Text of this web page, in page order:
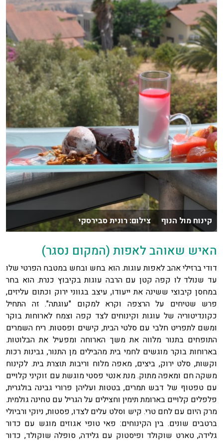
קינוח מול הנוף צילום: רונית סבירסקי
האיש שאוהב לאפות (המקום נסגר)
דודי ברזילי אהב לאפות עוגות. הוא בחש ובחש במטבח הפרטי שלו
עד שנולד לו קפה קטן עם הרבה עוגות בקיבוץ כנרת. הוא בחר
במחסן קיבוצי ששינה את ייעודו, עיצב בגווני ירוק וכתום עליזים,
פרש שטיחים על הרצפה וקרא למקום "עוגתה". זה התחיל
כקונדיטוריה של עוגות וקינוחים לצד קפה וצמח לארוחות בוקר
ומשם לתפריט חלבי עם סלטי הבית, קישים ופסטות. ריח השמרים
התופחים בתנור מלווה את משך הארוחה ומפעיל את הבלוטות.
בארוחות בוקר מוגשים לחמי בית מהבילים מן התנור, גבינות רכות
וקשות, סלט ירוק, ביצים, מאפה מלוח וריבות תוצרת בית. לקינוח
משקה חם ומאפה מתוק. מנת אנטי פסטי מוגשת עם זוקיני קלויים
עם טפטוף של דבש תמרים, בטטות ועליהן פרורי גבינה בולגרית,
פלפלים קלויים בארומת תימין וחצילים על הגריל עם טחינה גולמית.
מרק היום עם לחם טרי. קיש וסלט עלים לצדו, פסטות, ניוקי ורביולי
ברטבים שונים. בין הקינוחים: פאי טופי אגוזים מוגש עם כדור
גלידה, טארט שוקולד ופיסטוק עם גלידה, סופלה שוקולד, כדור